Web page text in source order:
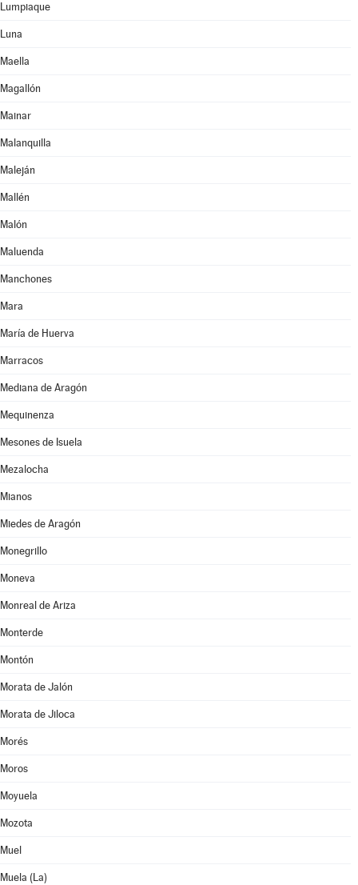
Lumpiaque
Luna
Maella
Magallón
Mainar
Malanquilla
Maleján
Mallén
Malón
Maluenda
Manchones
Mara
María de Huerva
Marracos
Mediana de Aragón
Mequinenza
Mesones de Isuela
Mezalocha
Mianos
Miedes de Aragón
Monegrillo
Moneva
Monreal de Ariza
Monterde
Montón
Morata de Jalón
Morata de Jiloca
Morés
Moros
Moyuela
Mozota
Muel
Muela (La)